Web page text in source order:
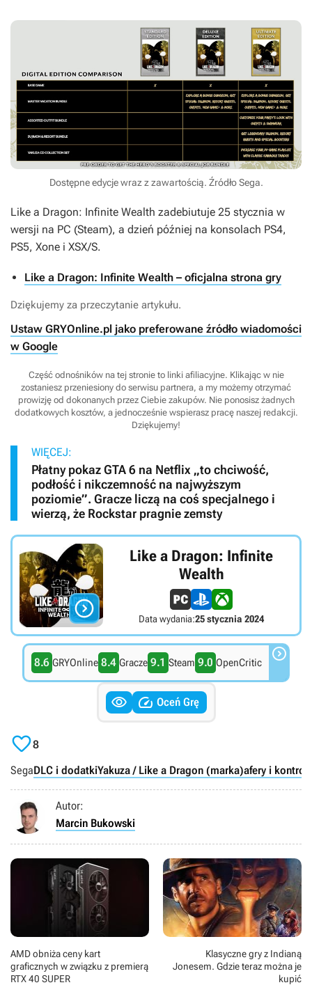
Dostępne edycje wraz z zawartością. Źródło Sega.
Like a Dragon: Infinite Wealth zadebiutuje 25 stycznia w
wersji na PC (Steam), a dzień później na konsolach PS4,
PS5, Xone i XSX/S.
Like a Dragon: Infinite Wealth – oficjalna strona gry
Dziękujemy za przeczytanie artykułu.
Ustaw GRYOnline.pl jako preferowane źródło wiadomości
w Google
Część odnośników na tej stronie to linki afiliacyjne. Klikając w nie
zostaniesz przeniesiony do serwisu partnera, a my możemy otrzymać
prowizję od dokonanych przez Ciebie zakupów. Nie ponosisz żadnych
dodatkowych kosztów, a jednocześnie wspierasz pracę naszej redakcji.
Dziękujemy!
WIĘCEJ:
Płatny pokaz GTA 6 na Netflix „to chciwość,
podłość i nikczemność na najwyższym
poziomie”. Gracze liczą na coś specjalnego i
wierzą, że Rockstar pragnie zemsty

Like a Dragon: Infinite
Wealth
Data wydania:25 stycznia 2024
8.6 GRYOnline 8.4 Gracze 9.1 Steam 9.0 OpenCritic 
  Oceń Grę
8
SegaDLC i dodatkiYakuza / Like a Dragon (marka)afery i
Autor:
Marcin Bukowski
AMD obniża ceny kart
graficznych w związku z premierą
RTX 40 SUPER
Klasyczne gry z Indianą
Jonesem. Gdzie teraz można je
kupić